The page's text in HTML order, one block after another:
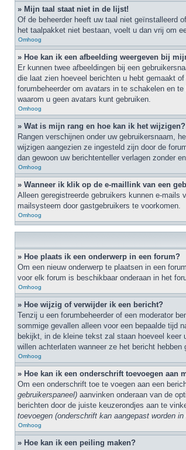
» Mijn taal staat niet in de lijst!
Of de beheerder heeft uw taal niet geïnstalleerd
het taalpakket niet bestaan, voelt u dan vrij om
Omhoog
» Hoe kan ik een afbeelding weergeven bij
Er kunnen twee afbeeldingen bij een
die laat zien hoeveel berichten u hebt gemaakt
forumbeheerder om avatars in te schakelen en
waarom u geen avatars kunt gebruiken.
Omhoog
» Wat is mijn rang en hoe kan ik het wijzigen?
Rangen verschijnen onder uw gebruikersnaam,
wijzigen aangezien ze ingesteld zijn door de
dan gewoon uw berichtenteller verlagen zonder
Omhoog
» Wanneer ik klik op de e-maillink van een
Alleen geregistreerde gebruikers kunnen e-
mailsysteem door gastgebruikers te voorkomen.
Omhoog
» Hoe plaats ik een onderwerp in een forum?
Om een nieuw onderwerp te plaatsen in een
voor elk forum is beschikbaar onderaan in het
Omhoog
» Hoe wijzig of verwijder ik een bericht?
Tenzij u een forumbeheerder of een moderator
sommige gevallen alleen voor een bepaalde tijd
bekijkt, in de kleine tekst zal staan hoeveel keer
willen achterlaten wanneer ze het bericht
Omhoog
» Hoe kan ik een onderschrift toevoegen aan
Om een onderschrift toe te voegen aan een
gebruikerspaneel) aanvinken onderaan van de
berichten door de juiste keuzerondjes aan te
toevoegen (onderschrift kan aangepast worden
Omhoog
» Hoe kan ik een peiling maken?